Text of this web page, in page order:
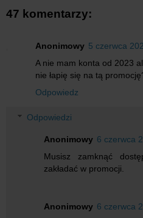
47 komentarzy:
Anonimowy 5 czerwca
A nie mam konta od 2023
nie łapię się na tą
Odpowiedz
Odpowiedzi
Anonimowy 6 czerwca
Musisz zamknąć
zakładać w promocji.
Anonimowy 6 czerwca